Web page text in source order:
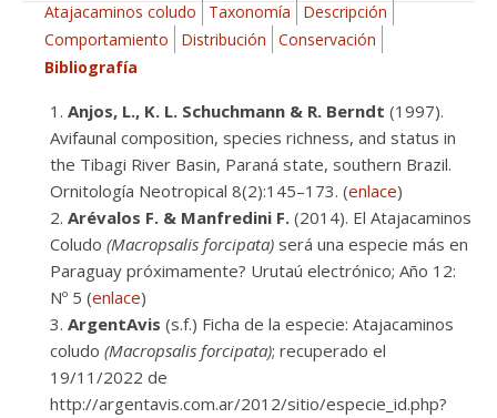
Atajacaminos coludo
Taxonomía
Descripción
Comportamiento
Distribución
Conservación
Bibliografía
Anjos, L., K. L. Schuchmann & R. Berndt (1997).
Avifaunal composition, species richness, and status in
the Tibagi River Basin, Paraná state, southern Brazil.
Ornitología Neotropical 8(2):145–173. (enlace)
Arévalos F. & Manfredini F. (2014). El Atajacaminos
Coludo (Macropsalis forcipata) será una especie más en
Paraguay próximamente? Urutaú electrónico; Año 12:
Nº 5 (enlace)
ArgentAvis (s.f.) Ficha de la especie: Atajacaminos
coludo (Macropsalis forcipata); recuperado el
19/11/2022 de
http://argentavis.com.ar/2012/sitio/especie_id.php?